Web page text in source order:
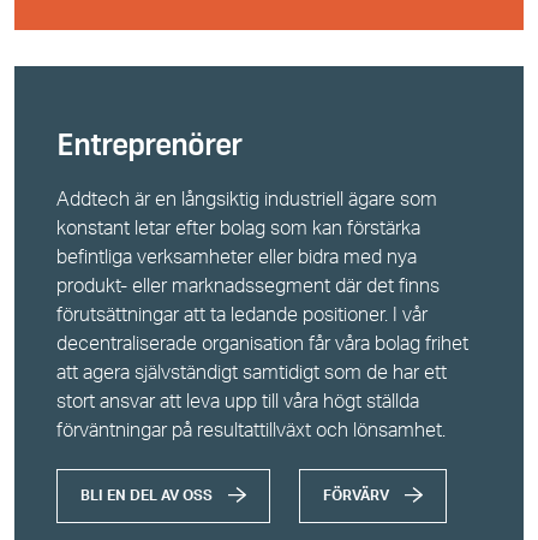
Entreprenörer
Addtech är en långsiktig industriell ägare som
konstant letar efter bolag som kan förstärka
befintliga verksamheter eller bidra med nya
produkt- eller marknadssegment där det finns
förutsättningar att ta ledande positioner. I vår
decentraliserade organisation får våra bolag frihet
att agera självständigt samtidigt som de har ett
stort ansvar att leva upp till våra högt ställda
förväntningar på resultattillväxt och lönsamhet.
BLI EN DEL AV OSS FÖRVÄRV